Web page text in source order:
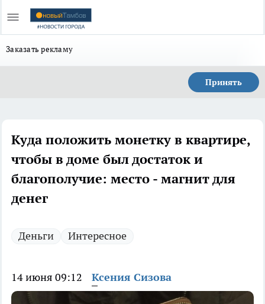
Заказать рекламу
Принять
Куда положить монетку в квартире,
чтобы в доме был достаток и
благополучие: место - магнит для
денег
Деньги Интересное
14 июня 09:12 Ксения Сизова